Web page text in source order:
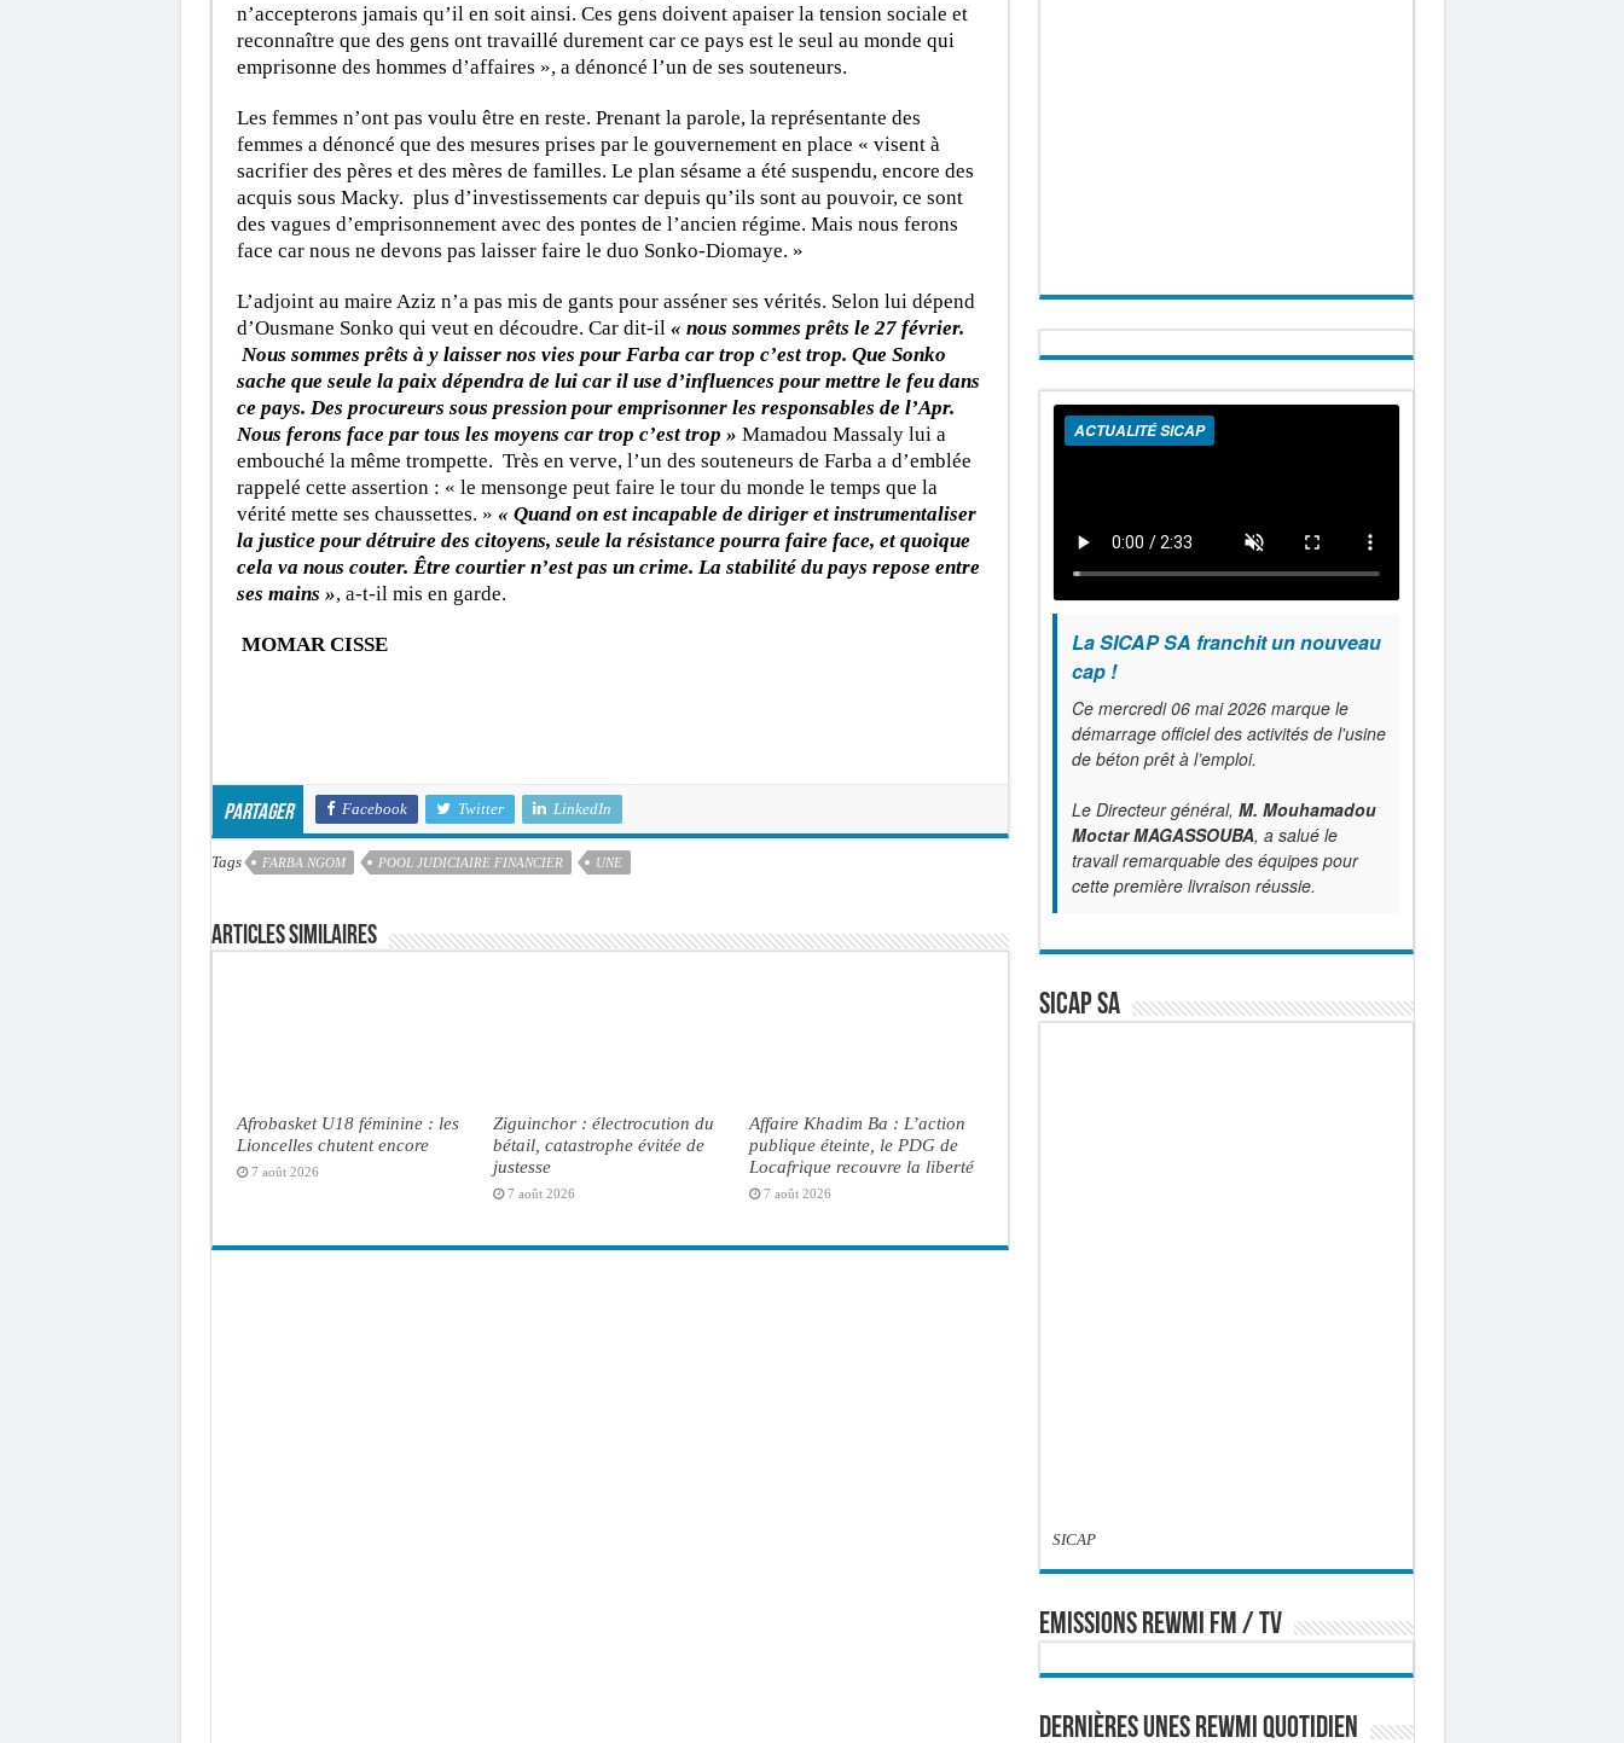
n’accepterons jamais qu’il en soit ainsi. Ces gens doivent apaiser la tension sociale et
reconnaître que des gens ont travaillé durement car ce pays est le seul au monde qui
emprisonne des hommes d’affaires », a dénoncé l’un de ses souteneurs.
Les femmes n’ont pas voulu être en reste. Prenant la parole, la représentante des
femmes a dénoncé que des mesures prises par le gouvernement en place « visent à
sacrifier des pères et des mères de familles. Le plan sésame a été suspendu, encore des
acquis sous Macky. plus d’investissements car depuis qu’ils sont au pouvoir, ce sont
des vagues d’emprisonnement avec des pontes de l’ancien régime. Mais nous ferons
face car nous ne devons pas laisser faire le duo Sonko-Diomaye. »
L’adjoint au maire Aziz n’a pas mis de gants pour asséner ses vérités. Selon lui dépend
d’Ousmane Sonko qui veut en découdre. Car dit-il « nous sommes prêts le 27 février.
Nous sommes prêts à y laisser nos vies pour Farba car trop c’est trop. Que Sonko
sache que seule la paix dépendra de lui car il use d’influences pour mettre le feu dans
ce pays. Des procureurs sous pression pour emprisonner les responsables de l’Apr.
Nous ferons face par tous les moyens car trop c’est trop » Mamadou Massaly lui a
embouché la même trompette. Très en verve, l’un des souteneurs de Farba a d’emblée
rappelé cette assertion : « le mensonge peut faire le tour du monde le temps que la
vérité mette ses chaussettes. » « Quand on est incapable de diriger et instrumentaliser
la justice pour détruire des citoyens, seule la résistance pourra faire face, et quoique
cela va nous couter. Être courtier n’est pas un crime. La stabilité du pays repose entre
ses mains », a-t-il mis en garde.
MOMAR CISSE
Partager Facebook Twitter LinkedIn
Tags FARBA NGOM POOL JUDICIAIRE FINANCIER UNE
Articles similaires
Afrobasket U18 féminine : les
Lioncelles chutent encore
7 août 2026
Ziguinchor : électrocution du
bétail, catastrophe évitée de
justesse
7 août 2026
Affaire Khadim Ba : L’action
publique éteinte, le PDG de
Locafrique recouvre la liberté
7 août 2026
ACTUALITÉ SICAP
La SICAP SA franchit un nouveau
cap !
Ce mercredi 06 mai 2026 marque le
démarrage officiel des activités de l'usine
de béton prêt à l’emploi.
Le Directeur général, M. Mouhamadou
Moctar MAGASSOUBA, a salué le
travail remarquable des équipes pour
cette première livraison réussie.
SICAP SA
SICAP
EMISSIONS REWMI FM / TV
Dernières Unes Rewmi Quotidien